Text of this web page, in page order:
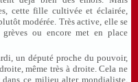
cette fille cultivée et éclairée,
modérée. Très active, elle se
ou encore met en place
un député proche du pouvoir,
même très à droite. Cela ne
ce milieu alter mondialiste,